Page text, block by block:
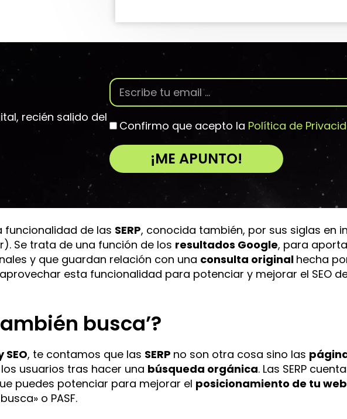
recién salido del
Confirmo que acepto la Política de
¡ME APUNTO!
t
r
n
a
t
e
funcionalidad de las SERP, conocida también, por sus siglas en
Se trata de una función de los resultados Google, para
y que guardan relación con una consulta original hecha
esta funcionalidad para potenciar y mejorar el SEO
busca’?
, te contamos que las SERP no son otra cosa sino las
usuarios tras hacer una búsqueda orgánica. Las SERP
puedes potenciar para mejorar el posicionamiento de tu web
o PASF.